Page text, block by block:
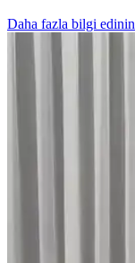
Daha fazla bilgi edinin